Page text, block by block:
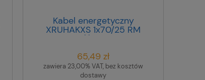
Kabel energetyczny
XRUHAKXS 1x70/25 RM
12/20kV (I) /bębnowy/
65,49 zł
zawiera 23,00% VAT, bez kosztów
dostawy